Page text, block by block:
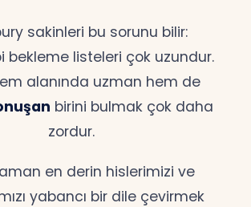
sakinleri bu sorunu bilir:
bekleme listeleri çok uzundur.
alanında uzman hem de
birini bulmak çok daha
zordur.
en derin hislerimizi ve
yabancı bir dile çevirmek